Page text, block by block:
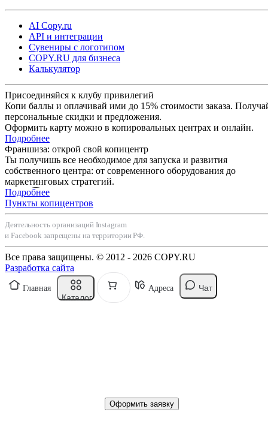
AI Copy.ru
API и интеграции
Сувениры с логотипом
COPY.RU для бизнеса
Калькулятор
Присоединяйся к клубу привилегий
Копи баллы и оплачивай ими до 15% стоимости заказа.
персональные скидки и предложения.
Оформить карту можно в копировальных центрах и онлайн.
Подробнее
Франшиза: открой свой копицентр
Ты получишь все необходимое для запуска и развития
собственного центра: от современного оборудования до
маркетинговых стратегий.
Подробнее
Пункты копицентров
Деятельность организаций Instagram
и Facebook запрещены на территории РФ.
Все права защищены. © 2012 - 2026 COPY.RU
Разработка сайта
Главная
Каталог
Адреса Чат
Оформить заявку